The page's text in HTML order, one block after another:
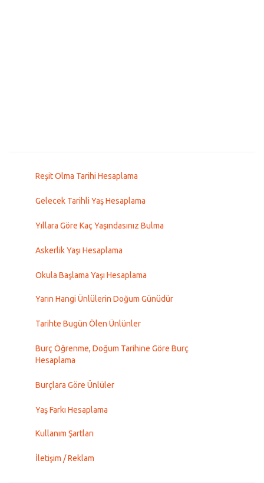
Reşit Olma Tarihi Hesaplama
Gelecek Tarihli Yaş Hesaplama
Yıllara Göre Kaç Yaşındasınız Bulma
Askerlik Yaşı Hesaplama
Okula Başlama Yaşı Hesaplama
Yarın Hangi Ünlülerin Doğum Günüdür
Tarihte Bugün Ölen Ünlünler
Burç Öğrenme, Doğum Tarihine Göre Burç
Hesaplama
Burçlara Göre Ünlüler
Yaş Farkı Hesaplama
Kullanım Şartları
İletişim / Reklam